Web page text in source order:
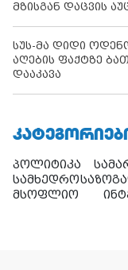
მზისგან დაცვის
სუს-მა დიდი
აღების ფაქტზე
დააკავა
პოლიტიკა
სამხედრო
მსოფლიო